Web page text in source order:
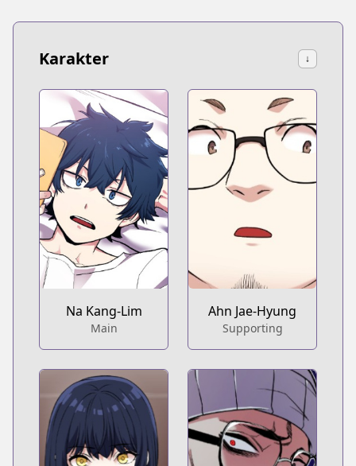
Karakter ↓
Na Kang-Lim
Main
Ahn Jae-Hyung
Supporting